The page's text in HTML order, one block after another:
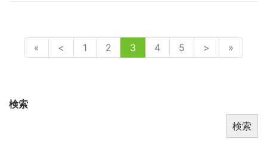
« < 1 2 3 4 5 > »
検索
検索